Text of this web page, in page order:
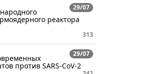
29/07
реактора
313
29/07
против SARS-CoV-2